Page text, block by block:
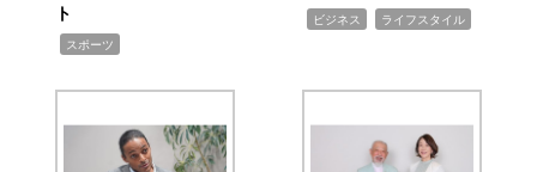
ト
スポーツ
ビジネス ライフスタイル